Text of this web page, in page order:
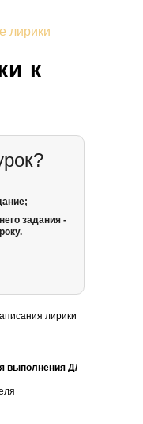
лирики
к
выполнения Д/
лирики
задания -